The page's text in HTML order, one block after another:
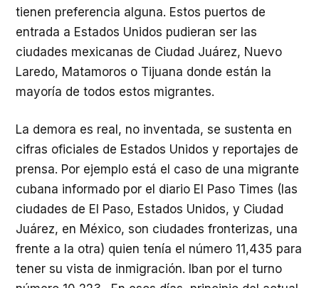
tienen preferencia alguna. Estos puertos de
entrada a Estados Unidos pudieran ser las
ciudades mexicanas de Ciudad Juárez, Nuevo
Laredo, Matamoros o Tijuana donde están la
mayoría de todos estos migrantes.
La demora es real, no inventada, se sustenta en
cifras oficiales de Estados Unidos y reportajes de
prensa. Por ejemplo está el caso de una migrante
cubana informado por el diario El Paso Times (las
ciudades de El Paso, Estados Unidos, y Ciudad
Juárez, en México, son ciudades fronterizas, una
frente a la otra) quien tenía el número 11,435 para
tener su vista de inmigración. Iban por el turno